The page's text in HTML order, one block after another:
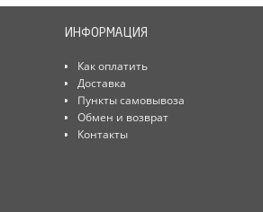
ИНФОРМАЦИЯ
Как оплатить
Доставка
Пункты самовывоза
Обмен и возврат
Контакты